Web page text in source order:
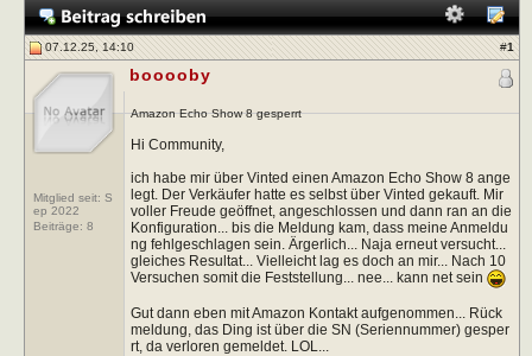
07.12.25, 14:10 #1
Mitglied seit: S
ep 2022
Beiträge: 8
booooby
Amazon Echo Show 8 gesperrt
Hi Community,
ich habe mir über Vinted einen Amazon Echo Show 8 ange
legt. Der Verkäufer hatte es selbst über Vinted gekauft. Mir
voller Freude geöffnet, angeschlossen und dann ran an die
Konfiguration... bis die Meldung kam, dass meine Anmeldu
ng fehlgeschlagen sein. Ärgerlich... Naja erneut versucht...
gleiches Resultat... Vielleicht lag es doch an mir... Nach 10
Versuchen somit die Feststellung... nee... kann net sein
Gut dann eben mit Amazon Kontakt aufgenommen... Rück
meldung, das Ding ist über die SN (Seriennummer) gesper
rt, da verloren gemeldet. LOL...